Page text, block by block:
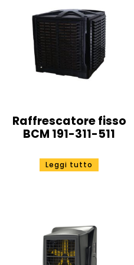
Raffrescatore fisso
BCM 191-311-511
Leggi tutto